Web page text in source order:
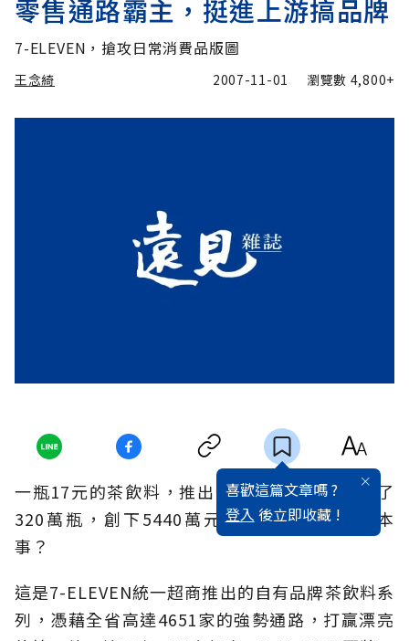
零售通路霸主，挺進上游搞品牌
7-ELEVEN，搶攻日常消費品版圖
王念綺 2007-11-01 瀏覽數 4,800+
喜歡這篇文章嗎 ?
登入 後立即收藏 !
一瓶17元的茶飲料，推出短短一個月，竟狂銷了
320萬瓶，創下5440萬元的業績，是誰有這本
事？
這是7-ELEVEN統一超商推出的自有品牌茶飲料系
列，憑藉全省高達4651家的強勢通路，打贏漂亮